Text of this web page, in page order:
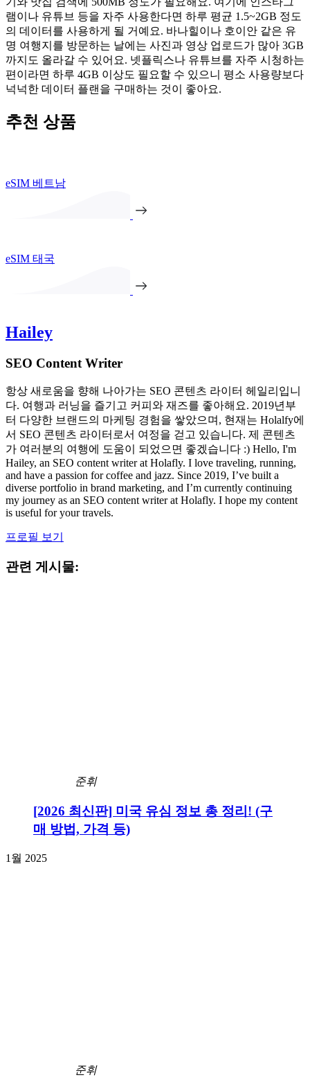
램이나 유튜브 등을 자주 사용한다면 하루 평균 1.5~2GB 정도
의 데이터를 사용하게 될 거예요. 바나힐이나 호이안 같은 유
명 여행지를 방문하는 날에는 사진과 영상 업로드가 많아 3GB
까지도 올라갈 수 있어요. 넷플릭스나 유튜브를 자주 시청하는
편이라면 하루 4GB 이상도 필요할 수 있으니 평소 사용량보다
넉넉한 데이터 플랜을 구매하는 것이 좋아요.
추천 상품
eSIM 베트남
eSIM 태국
Hailey
SEO Content Writer
항상 새로움을 향해 나아가는 SEO 콘텐츠 라이터 헤일리입니
다. 여행과 러닝을 즐기고 커피와 재즈를 좋아해요. 2019년부
터 다양한 브랜드의 마케팅 경험을 쌓았으며, 현재는 Holalfy에
서 SEO 콘텐츠 라이터로서 여정을 걷고 있습니다. 제 콘텐츠
가 여러분의 여행에 도움이 되었으면 좋겠습니다 :) Hello, I'm
Hailey, an SEO content writer at Holafly. I love traveling, running,
and have a passion for coffee and jazz. Since 2019, I’ve built a
diverse portfolio in brand marketing, and I’m currently continuing
my journey as an SEO content writer at Holafly. I hope my content
is useful for your travels.
프로필 보기
관련 게시물:
준휘
[2026 최신판] 미국 유심 정보 총 정리! (구
매 방법, 가격 등)
1월 2025
준휘